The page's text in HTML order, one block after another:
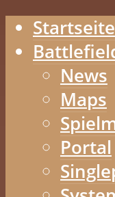
Startseite
News
Maps
Portal